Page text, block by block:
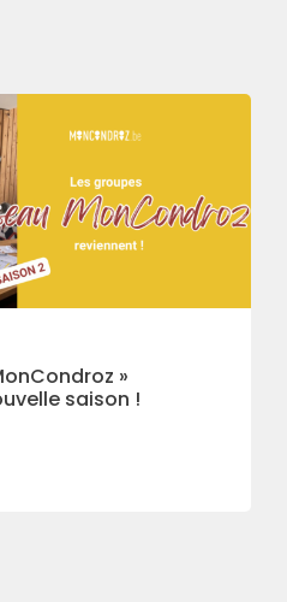
»
saison !